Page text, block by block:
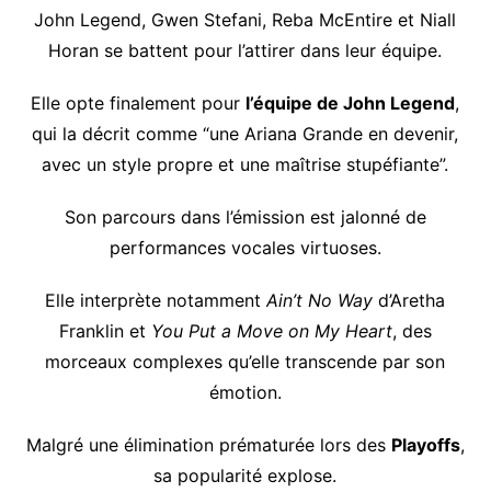
John Legend, Gwen Stefani, Reba McEntire et Niall
Horan se battent pour l’attirer dans leur équipe.
Elle opte finalement pour l’équipe de John Legend,
qui la décrit comme “une Ariana Grande en devenir,
avec un style propre et une maîtrise stupéfiante”.
Son parcours dans l’émission est jalonné de
performances vocales virtuoses.
Elle interprète notammentAin’t No Way d’Aretha
Franklin et You Put a Move on My Heart, des
morceaux complexes qu’elle transcende par son
émotion.
Malgré une élimination prématurée lors des Playoffs,
sa popularité explose.